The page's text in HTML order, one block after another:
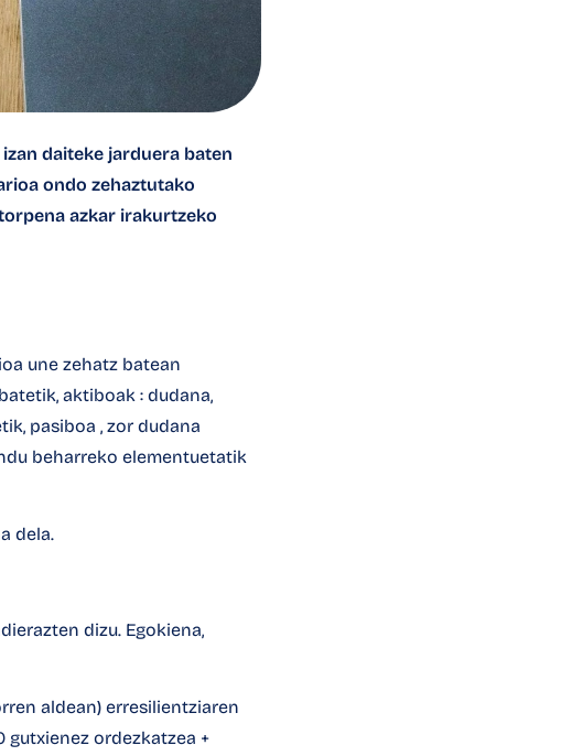
daiteke jarduera baten
ondo zehaztutako
azkar irakurtzeko
une zehatz batean
aktiboak : dudana,
pasiboa , zor dudana
beharreko elementuetatik
dela.
dizu. Egokiena,
aldean) erresilientziaren
gutxienez ordezkatzea +